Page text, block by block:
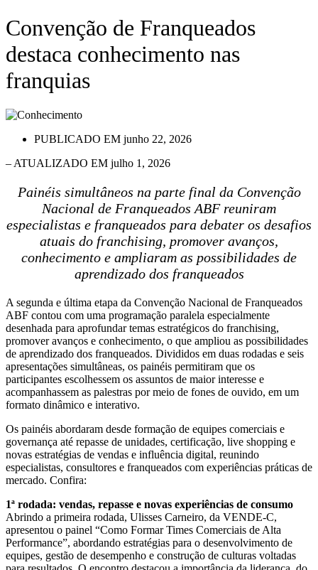
Convenção de Franqueados
destaca conhecimento nas
franquias
PUBLICADO EM junho 22, 2026
– ATUALIZADO EM julho 1, 2026
Painéis simultâneos na parte final da Convenção
Nacional de Franqueados ABF reuniram
especialistas e franqueados para debater os desafios
atuais do franchising, promover avanços,
conhecimento e ampliaram as possibilidades de
aprendizado dos franqueados
A segunda e última etapa da Convenção Nacional de Franqueados
ABF contou com uma programação paralela especialmente
desenhada para aprofundar temas estratégicos do franchising,
promover avanços e conhecimento, o que ampliou as possibilidades
de aprendizado dos franqueados. Divididos em duas rodadas e seis
apresentações simultâneas, os painéis permitiram que os
participantes escolhessem os assuntos de maior interesse e
acompanhassem as palestras por meio de fones de ouvido, em um
formato dinâmico e interativo.
Os painéis abordaram desde formação de equipes comerciais e
governança até repasse de unidades, certificação, live shopping e
novas estratégias de vendas e influência digital, reunindo
especialistas, consultores e franqueados com experiências práticas de
mercado. Confira:
1ª rodada: vendas, repasse e novas experiências de consumo
Abrindo a primeira rodada, Ulisses Carneiro, da VENDE-C,
apresentou o painel “Como Formar Times Comerciais de Alta
Performance”, abordando estratégias para o desenvolvimento de
equipes, gestão de desempenho e construção de culturas voltadas